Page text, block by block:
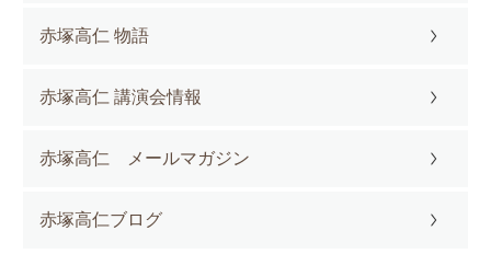
赤塚高仁 物語
赤塚高仁 講演会情報
赤塚高仁 メールマガジン
赤塚高仁ブログ